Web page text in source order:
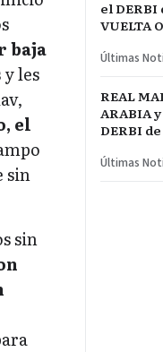
baja
les
el
sin
sin
el DERBI
VUELTA
Últimas
REAL
ARABIA
DERBI
Últimas